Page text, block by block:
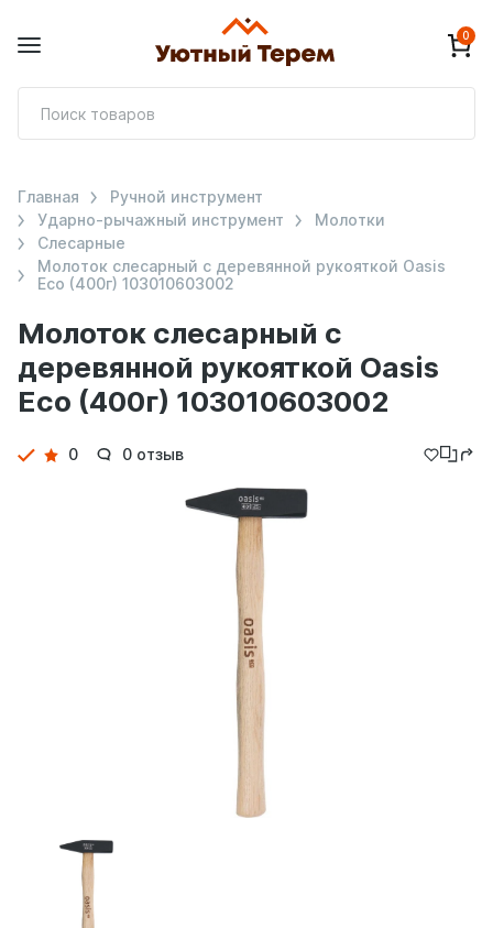
0
Молоток слесарный с
деревянной рукояткой Oasis
Eco (400г) 103010603002
Главная
Ручной инструмент
Ударно-рычажный инструмент
Молотки
Слесарные
Молоток слесарный с деревянной рукояткой Oasis
Eco (400г) 103010603002
Детали
0 0 отзыв